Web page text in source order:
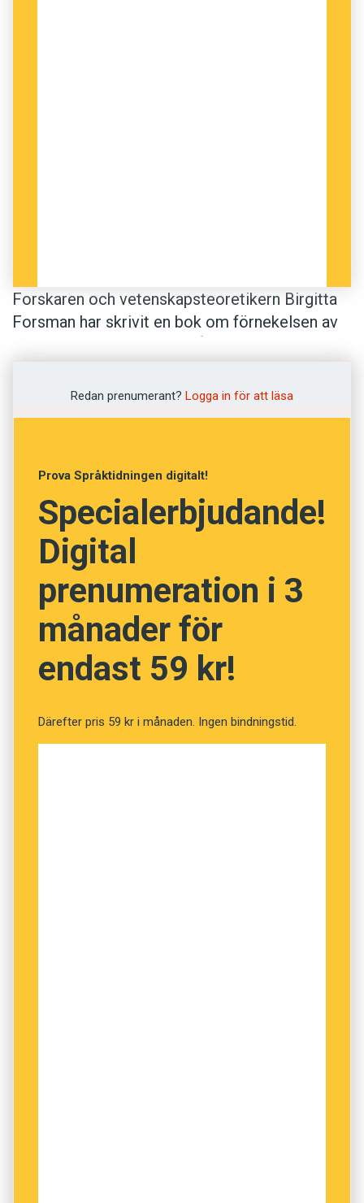
Forskaren och vetenskapsteoretikern Birgitta
Forsman har skrivit en bok om förnekelsen av
kritiska till denna vetenskap. Biofobiker drar sig
motvikt till begreppet ’biologism’ (att dra alltför
långtgående slutsatser ur biologin) betonar hon
begreppet ’biofobi’ (avsky för biologiska
förklaringar).”
Redan prenumerant? Logga in för att läsa
Prova Språktidningen digitalt!
Specialerbjudande!
Digital
prenumeration i 3
månader för
endast 59 kr!
Därefter pris 59 kr i månaden. Ingen bindningstid.